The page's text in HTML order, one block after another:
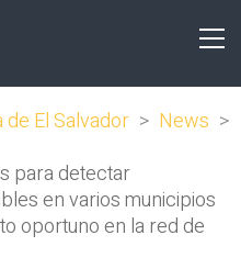
El Salvador > News >
para detectar
en varios municipios
oportuno en la red de